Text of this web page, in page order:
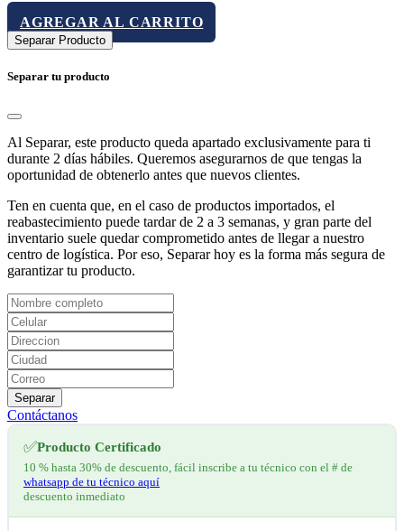
AGREGAR AL CARRITO
Separar Producto
Separar tu producto
Al Separar, este producto queda apartado exclusivamente para ti
durante 2 días hábiles. Queremos asegurarnos de que tengas la
oportunidad de obtenerlo antes que nuevos clientes.
Ten en cuenta que, en el caso de productos importados, el
reabastecimiento puede tardar de 2 a 3 semanas, y gran parte del
inventario suele quedar comprometido antes de llegar a nuestro
centro de logística. Por eso, Separar hoy es la forma más segura de
garantizar tu producto.
Separar
Contáctanos
✅Producto Certificado
10 % hasta 30% de descuento, fácil inscribe a tu técnico con el # de
whatsapp de tu técnico aquí
descuento inmediato